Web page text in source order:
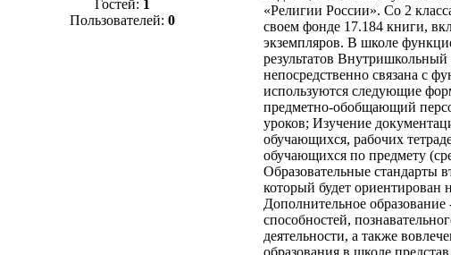
Гостей: 1
Пользователей: 0
«Религии России». Со 2
своем фонде 17.184 книги,
экземпляров. В школе
результатов
непосредственно связана с
используются следующие
предметно-обобщающий
уроков; Изучение
обучающихся, рабочих
обучающихся по предмету
Образовательные стандарты
который будет ориентирован
Дополнительное
способностей,
деятельности, а также